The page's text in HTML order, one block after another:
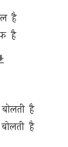
है
है
बोलती है
बोलती है